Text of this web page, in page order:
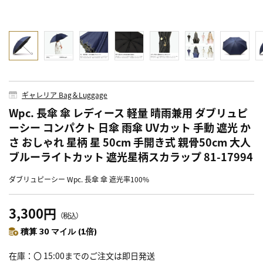
ギャレリア Bag＆Luggage
Wpc. 長傘 傘 レディース 軽量 晴雨兼用 ダブリュピ
ーシー コンパクト 日傘 雨傘 UVカット 手動 遮光 か
さ おしゃれ 星柄 星 50cm 手開き式 親骨50cm 大人
ブルーライトカット 遮光星柄スカラップ 81-17994
ダブリュピーシー Wpc. 長傘 傘 遮光率100%
3,300円 （税込）
積算 30 マイル (1倍)
在庫 〇 15:00までのご注文は即日発送